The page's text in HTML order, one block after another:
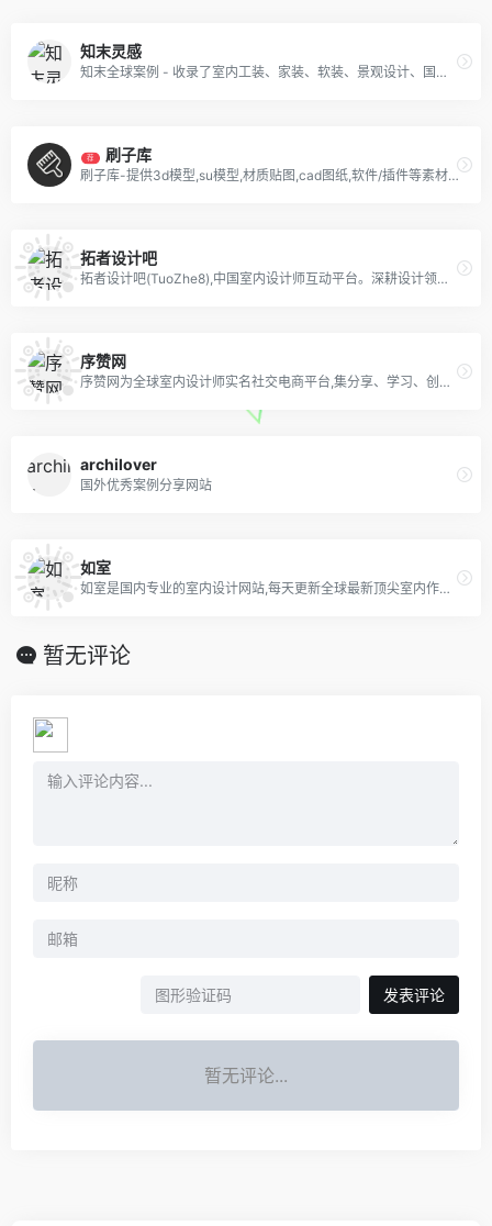
知末灵感
知末全球案例 - 收录了室内工装、家装、软装、景观设计、国内外建筑案例,学习优秀获奖作品,了解大师设计思维就上知末网.
荐 刷子库
刷子库-提供3d模型,su模型,材质贴图,cad图纸,软件/插件等素材下载.是帮助设计师提升工作效率,学习成长的交流社区.
拓者设计吧
拓者设计吧(TuoZhe8),中国室内设计师互动平台。深耕设计领域十二年,拓者吧聚集了400万设计师、室内设计师、效果图设计师、软装设计师、装修设计人,设计创意群体中具有较高的影响力与号召力！
序赞网
序赞网为全球室内设计师实名社交电商平台,集分享、学习、创作、设计、灵感、素材、下载、视频、直播、材料供应、社交等设计师社交电商应用APP
archilover
国外优秀案例分享网站
如室
如室是国内专业的室内设计网站,每天更新全球最新顶尖室内作品,在这里你可以分享自己的设计作品,收藏你喜欢的灵感图到画夹,另外还提供丰富的室内设计学习资料。
暂无评论
发表评论
暂无评论...